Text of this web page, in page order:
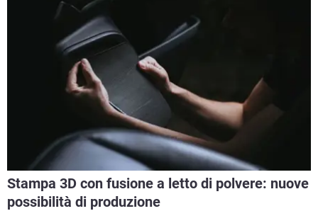
Stampa 3D con fusione a letto di polvere: nuove
possibilità di produzione